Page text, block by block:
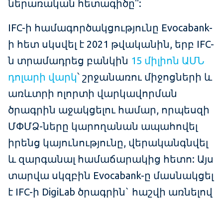
ներառական հետագիծը":
IFC-ի համագործակցությունը Evocabank-
ի հետ սկսվել է 2021 թվականին, երբ IFC-
ն տրամադրեց բանկին 15 միլիոն ԱՄՆ
դոլարի վարկ՝ շրջանառու միջոցների և
առևտրի ոլորտի վարկավորման
ծրագրին աջակցելու համար, որպեսզի
ՄՓՄՁ-ները կարողանան ապահովել
իրենց կայունությունը, վերականգնվել
և զարգանալ համաճարակից հետո: Այս
տարվա սկզբին Evocabank-ը մասնակցել
է IFC-ի DigiLab ծրագրին` հաշվի առնելով